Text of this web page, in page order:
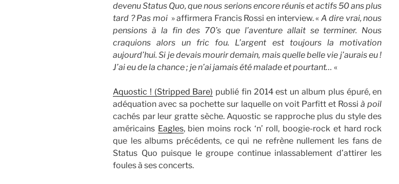
devenu Status Quo, que nous serions encore réunis et actifs 50 ans plus
tard ? Pas moi» affirmera Francis Rossi en interview. « A dire vrai, nous
pensions à la fin des 70’s que l’aventure allait se terminer. Nous
craquions alors un fric fou. L’argent est toujours la motivation
aujourd’hui. Si je devais mourir demain, mais quelle belle vie j’aurais eu !
J’ai eu de la chance ; je n’ai jamais été malade et pourtant… «
Aquostic ! (Stripped Bare) publié fin 2014 est un album plus épuré, en
adéquation avec sa pochette sur laquelle on voit Parfitt et Rossià poil
cachés par leur gratte sèche. Aquostic se rapproche plus du style des
américains Eagles, bien moins rock ‘n’ roll, boogie-rock et hard rock
que les albums précédents, ce qui ne refrène nullement les fans de
Status Quo puisque le groupe continue inlassablement d’attirer les
foules à ses concerts.